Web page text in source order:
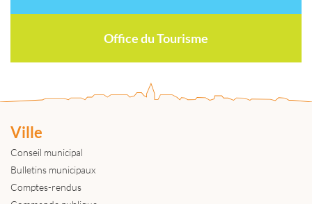
Office du Tourisme
Ville
Conseil municipal
Bulletins municipaux
Comptes-rendus